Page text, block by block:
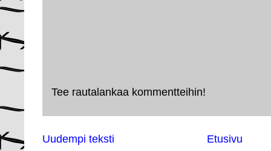
Tee rautalankaa kommentteihin!
Uudempi teksti Etusivu